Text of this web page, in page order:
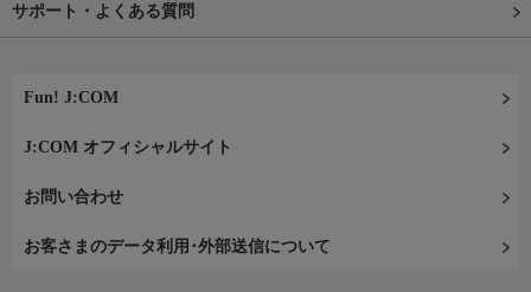
サポート・よくある質問
Fun! J:COM
J:COM オフィシャルサイト
お問い合わせ
お客さまのデータ利用･外部送信について